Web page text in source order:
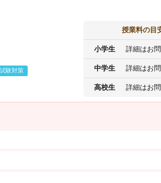
験対策
授業料の目
小学生 詳細はお
中学生 詳細はお
高校生 詳細はお